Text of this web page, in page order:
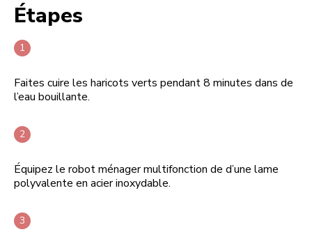
Étapes
Faites cuire les haricots verts pendant 8 minutes dans de
l’eau bouillante.
Équipez le robot ménager multifonction de d’une lame
polyvalente en acier inoxydable.